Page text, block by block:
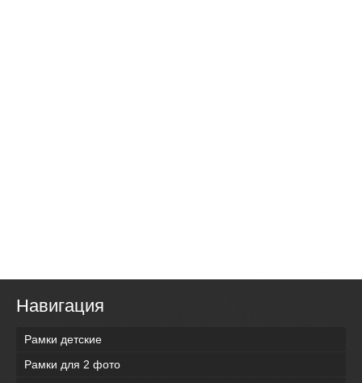
Навигация
Рамки детские
Рамки для 2 фото